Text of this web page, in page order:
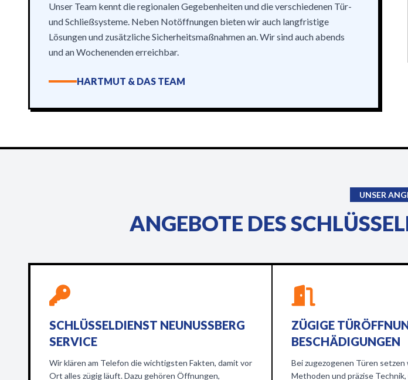
Unser Team kennt die regionalen Gegebenheiten und die verschiedenen Tür-
und Schließsysteme. Neben Notöffnungen bieten wir auch langfristige
Lösungen und zusätzliche Sicherheitsmaßnahmen an. Wir sind auch abends
und an Wochenenden erreichbar.
HARTMUT & DAS TEAM
UNSER
ANGEBOTE DES
SCHLÜSSELDIENST NEUNUSSBERG S
ERVICE
Wir klären am Telefon die wichtigsten Fakten, damit vor
Ort alles zügig läuft. Dazu gehören Öffnungen,
ZÜGIGE
BESCHÄDIGUNGEN
Bei zugezogenen Türen
Methoden und präzise